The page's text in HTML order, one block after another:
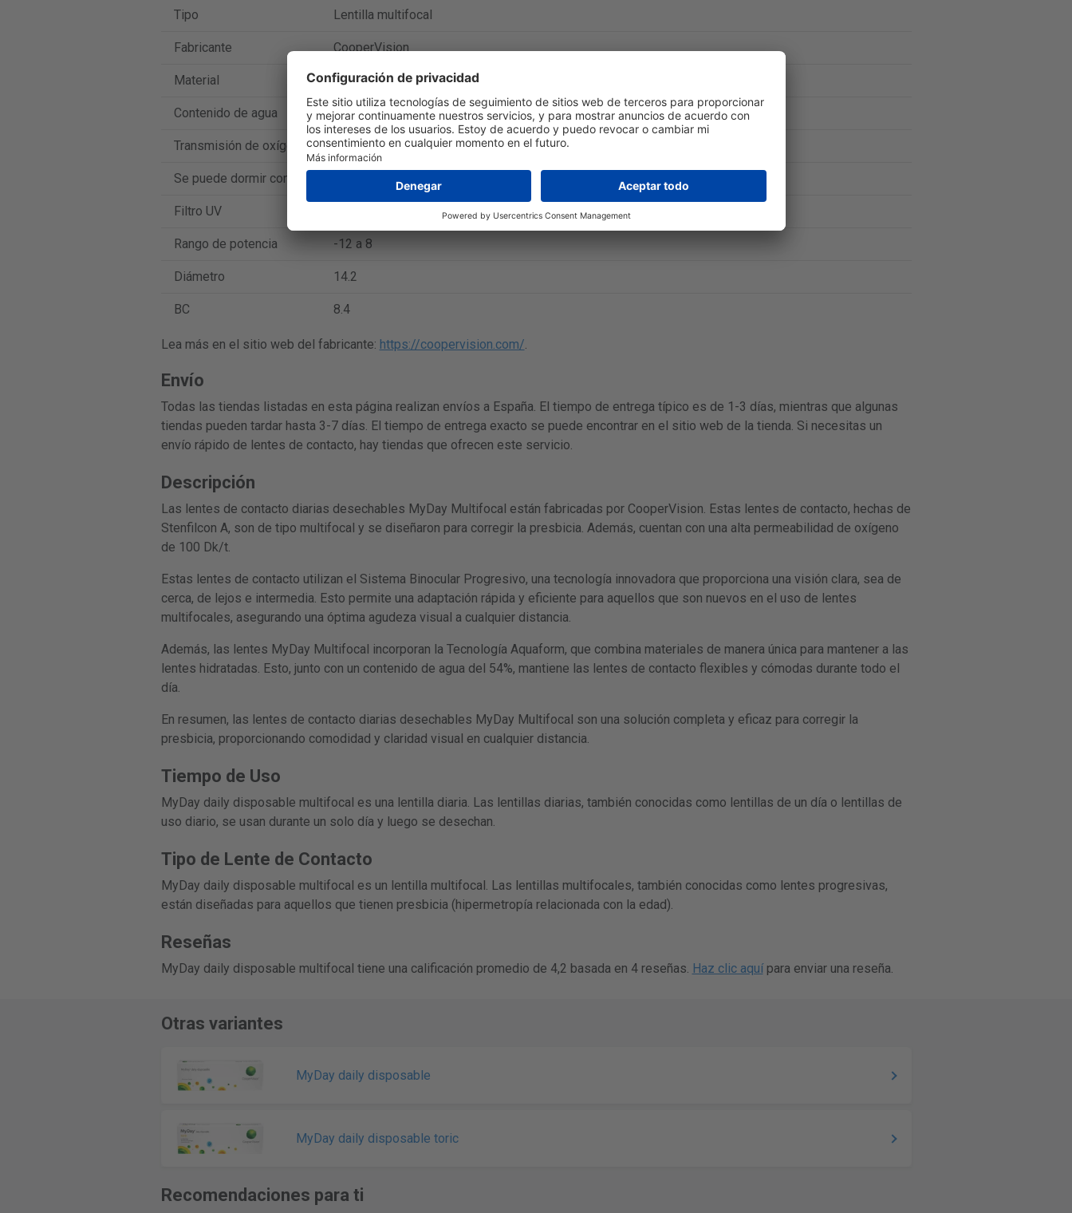
Tipo Lentilla multifocal
Fabricante CooperVision
Material Stenfilcon A
Contenido de agua 54 %
Transmisión de oxígeno 100 Dk/t
Se puede dormir con ellos
Filtro UV
Rango de potencia -12 a 8
Diámetro 14.2
BC 8.4
Lea más en el sitio web del fabricante: https://coopervision.com/.
Envío
Todas las tiendas listadas en esta página realizan envíos a España. El tiempo de entrega típico es de 1-3 días, mientras que algunas
tiendas pueden tardar hasta 3-7 días. El tiempo de entrega exacto se puede encontrar en el sitio web de la tienda. Si necesitas un
envío rápido de lentes de contacto, hay tiendas que ofrecen este servicio.
Descripción
Las lentes de contacto diarias desechables MyDay Multifocal están fabricadas por CooperVision. Estas lentes de contacto, hechas de
Stenfilcon A, son de tipo multifocal y se diseñaron para corregir la presbicia. Además, cuentan con una alta permeabilidad de oxígeno
de 100 Dk/t.
Estas lentes de contacto utilizan el Sistema Binocular Progresivo, una tecnología innovadora que proporciona una visión clara, sea de
cerca, de lejos e intermedia. Esto permite una adaptación rápida y eficiente para aquellos que son nuevos en el uso de lentes
multifocales, asegurando una óptima agudeza visual a cualquier distancia.
Además, las lentes MyDay Multifocal incorporan la Tecnología Aquaform, que combina materiales de manera única para mantener a las
lentes hidratadas. Esto, junto con un contenido de agua del 54%, mantiene las lentes de contacto flexibles y cómodas durante todo el
día.
En resumen, las lentes de contacto diarias desechables MyDay Multifocal son una solución completa y eficaz para corregir la
presbicia, proporcionando comodidad y claridad visual en cualquier distancia.
Tiempo de Uso
MyDay daily disposable multifocal es una lentilla diaria. Las lentillas diarias, también conocidas como lentillas de un día o lentillas de
uso diario, se usan durante un solo día y luego se desechan.
Tipo de Lente de Contacto
MyDay daily disposable multifocal es un lentilla multifocal. Las lentillas multifocales, también conocidas como lentes progresivas,
están diseñadas para aquellos que tienen presbicia (hipermetropía relacionada con la edad).
Reseñas
MyDay daily disposable multifocal tiene una calificación promedio de 4,2 basada en 4 reseñas. Haz clic aquípara enviar una reseña.
Otras variantes
MyDay daily disposable
MyDay daily disposable toric
Recomendaciones para ti